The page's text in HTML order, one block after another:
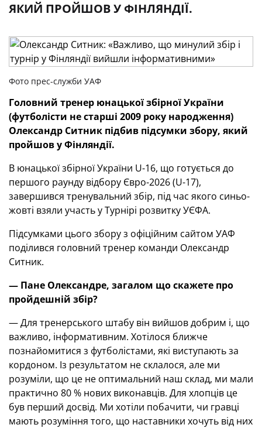
ЯКИЙ ПРОЙШОВ У ФІНЛЯНДІЇ.
Фото прес-служби УАФ
Головний тренер юнацької збірної України
(футболісти не старші 2009 року народження)
Олександр Ситник підбив підсумки збору, який
пройшов у Фінляндії.
В юнацької збірної України U-16, що готується до
першого раунду відбору Євро-2026 (U-17),
завершився тренувальний збір, під час якого синьо-
жовті взяли участь у Турнірі розвитку УЄФА.
Підсумками цього збору з офіційним сайтом УАФ
поділився головний тренер команди Олександр
Ситник.
— Пане Олександре, загалом що скажете про
пройдешній збір?
— Для тренерського штабу він вийшов добрим і, що
важливо, інформативним. Хотілося ближче
познайомитися з футболістами, які виступають за
кордоном. Із результатом не склалося, але ми
розуміли, що це не оптимальний наш склад, ми мали
практично 80 % нових виконавців. Для хлопців це
був перший досвід. Ми хотіли побачити, чи гравці
мають розуміння того, що наставники хочуть від них